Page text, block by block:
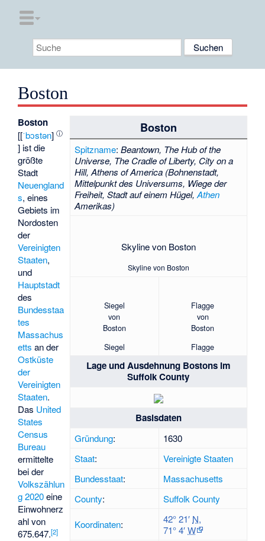
Boston
Boston
Spitzname:Beantown, The Hub of the
Universe, The Cradle of Liberty, City on a
Hill, Athens of America (Bohnenstadt,
Mittelpunkt des Universums, Wiege der
Freiheit, Stadt auf einem Hügel,Athen
Amerikas)
Skyline von Boston
Skyline von Boston
Siegel
von
Boston
Siegel
Flagge
von
Boston
Flagge
Lage und Ausdehnung Bostons im
Suffolk County
Basisdaten
Gründung:
1630
Staat:
Vereinigte Staaten
Bundesstaat:
Massachusetts
County: Suffolk County
Koordinaten: 42° 21′ N,
71° 4′W
Boston
[[ˈbɔstən]ⓘ
] ist die
größte
Stadt
Neuengland
s, eines
Gebiets im
Nordosten
der
Vereinigten
Staaten,
und
Hauptstadt
des
Bundesstaa
tes
Massachus
etts an der
Ostküste
der
Vereinigten
Staaten.
Das United
States
Census
Bureau
ermittelte
bei der
Volkszählun
g 2020eine
Einwohnerz
ahl von
675.647.[2]